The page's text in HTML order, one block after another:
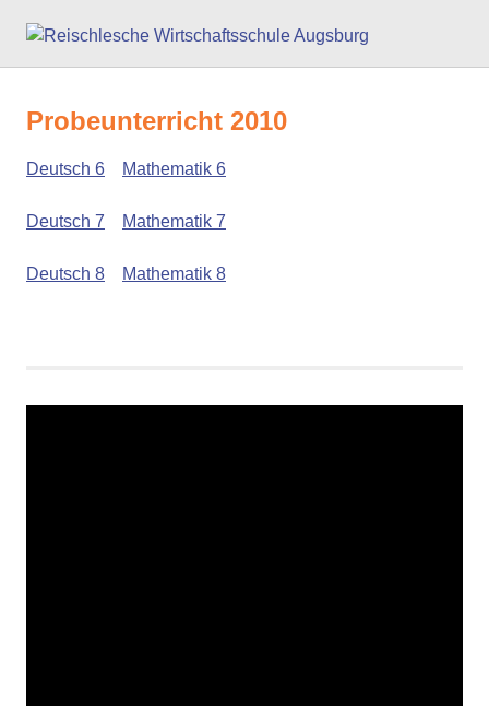
Inhalt
springen
Probeunterricht 2010
Deutsch 6 Mathematik 6
Deutsch 7 Mathematik 7
Deutsch 8 Mathematik 8